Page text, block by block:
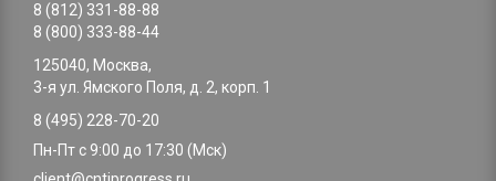
8 (812) 331-88-88
8 (800) 333-88-44
125040, Москва,
3-я ул. Ямского Поля, д. 2, корп. 1
8 (495) 228-70-20
Пн-Пт с 9:00 до 17:30 (Мск)